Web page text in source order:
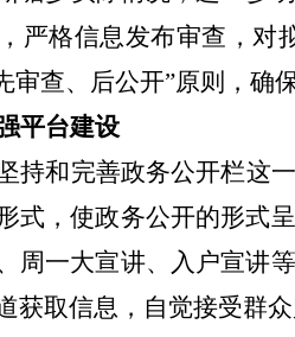
严格信息发布审查，对
审查、后公开”原则，确
平台建设
持和完善政务公开栏这
式，使政务公开的形式
周一大宣讲、入户宣讲等
获取信息，自觉接受群众